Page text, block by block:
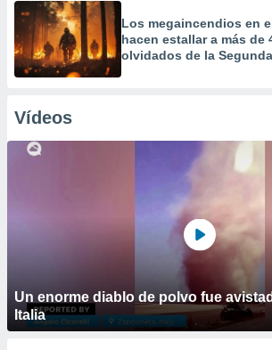
Los megaincendios en
hacen estallar a más de
olvidados de la
Vídeos
Un enorme diablo de polvo fue
Italia